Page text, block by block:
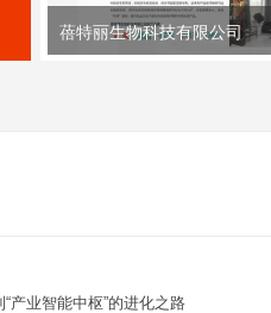
蓓特丽生物科技有限公司
产业智能中枢”的进化之路